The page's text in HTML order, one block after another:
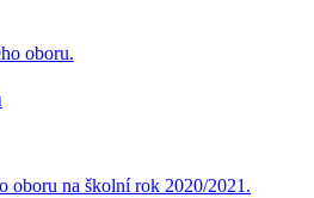
oboru.
oboru na školní rok 2020/2021.